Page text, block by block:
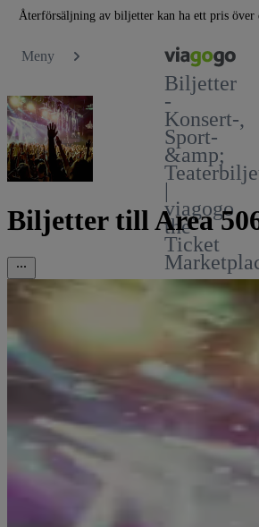
Återförsäljning av biljetter kan ha ett pris över
Meny
Biljetter
-
Konsert-,
Sport-
&amp;
|
viagogo
the
Ticket
Biljetter till Area